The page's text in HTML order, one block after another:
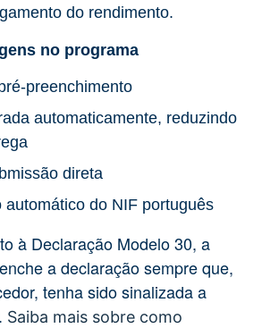
do rendimento.
no programa
preenchimento
automaticamente, reduzindo
direta
automático do NIF português
à Declaração Modelo 30, a
a declaração sempre que,
tenha sido sinalizada a
. Saiba mais sobre como